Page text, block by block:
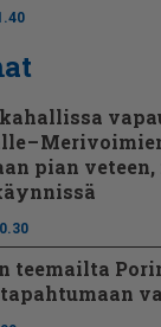
–
pian veteen,
teemailta